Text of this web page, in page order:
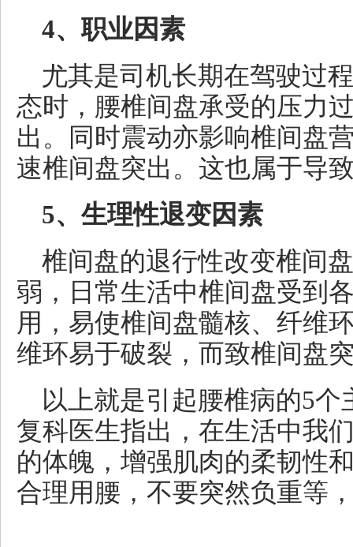
4、职业因素
尤其是司机长期在驾驶过
态时，腰椎间盘承受的压力
出。同时震动亦影响椎间盘
速椎间盘突出。这也属于导
5、生理性退变因素
椎间盘的退行性改变椎间
弱，日常生活中椎间盘受到
用，易使椎间盘髓核、纤维
维环易于破裂，而致椎间盘
以上就是引起腰椎病的5
复科医生指出，在生活中我
的体魄，增强肌肉的柔韧性
合理用腰，不要突然负重等